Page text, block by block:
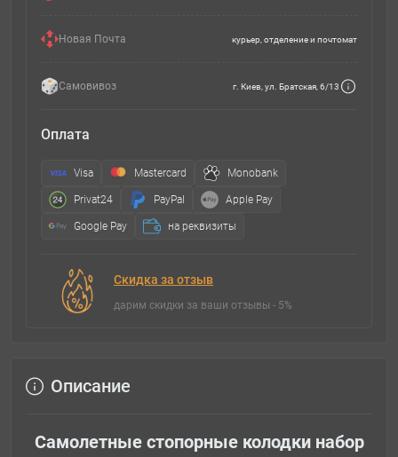
Новая Почта курьер, отделение и почтомат
Самовивоз г. Киев, ул. Братская, 6/13
Оплата
Visa Mastercard Monobank
Privat24 PayPal Apple Pay
Google Pay на реквизиты
Скидка за отзыв
дарим скидки за ваши отзывы - 5%
Описание
Самолетные стопорные колодки набор